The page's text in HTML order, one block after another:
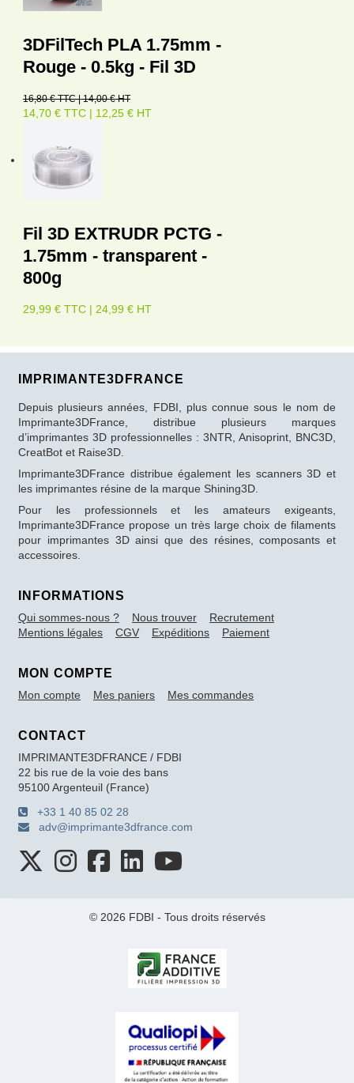
3DFilTech PLA 1.75mm -
Rouge - 0.5kg - Fil 3D
16,80 € TTC | 14,00 € HT
14,70 € TTC | 12,25 € HT
Fil 3D EXTRUDR PCTG -
1.75mm - transparent -
800g
29,99 € TTC | 24,99 € HT
IMPRIMANTE3DFRANCE
Depuis plusieurs années, FDBI, plus connue sous le nom de
Imprimante3DFrance, distribue plusieurs marques
d’imprimantes 3D professionnelles : 3NTR, Anisoprint, BNC3D,
CreatBot et Raise3D.
Imprimante3DFrance distribue également les scanners 3D et
les imprimantes résine de la marque Shining3D.
Pour les professionnels et les amateurs exigeants,
Imprimante3DFrance propose un très large choix de filaments
pour imprimantes 3D ainsi que des résines, composants et
accessoires.
INFORMATIONS
Qui sommes-nous ? Nous trouver
Recrutement
Mentions légales
CGV Expéditions Paiement
MON COMPTE
Mon compte Mes paniers Mes commandes
CONTACT
IMPRIMANTE3DFRANCE / FDBI
22 bis rue de la voie des bans
95100 Argenteuil (France)
+33 1 40 85 02 28
adv@imprimante3dfrance.com
© 2026 FDBI - Tous droits réservés